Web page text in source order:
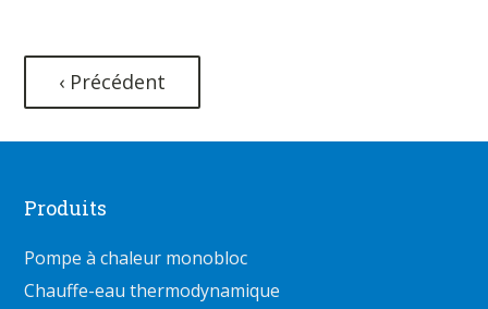
‹ Précédent
Produits
Pompe à chaleur monobloc
Chauffe-eau thermodynamique